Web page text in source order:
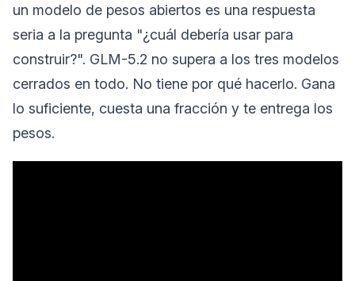
un modelo de pesos abiertos es una respuesta
seria a la pregunta "¿cuál debería usar para
construir?". GLM-5.2 no supera a los tres modelos
cerrados en todo. No tiene por qué hacerlo. Gana
lo suficiente, cuesta una fracción y te entrega los
pesos.